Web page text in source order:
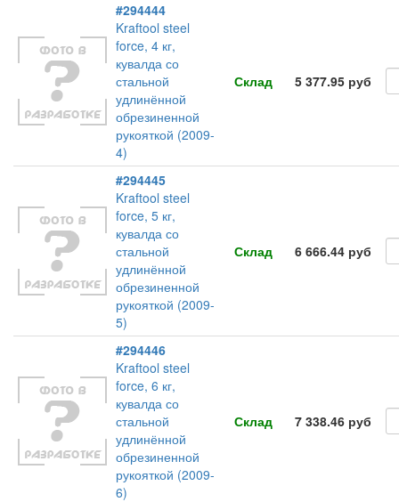
#294444
Kraftool steel
force, 4 кг,
кувалда со
стальной
удлинённой
обрезиненной
рукояткой (2009-
4)
Склад 5 377.95 руб
#294445
Kraftool steel
force, 5 кг,
кувалда со
стальной
удлинённой
обрезиненной
рукояткой (2009-
5)
Склад 6 666.44 руб
#294446
Kraftool steel
force, 6 кг,
кувалда со
стальной
удлинённой
обрезиненной
рукояткой (2009-
6)
Склад 7 338.46 руб